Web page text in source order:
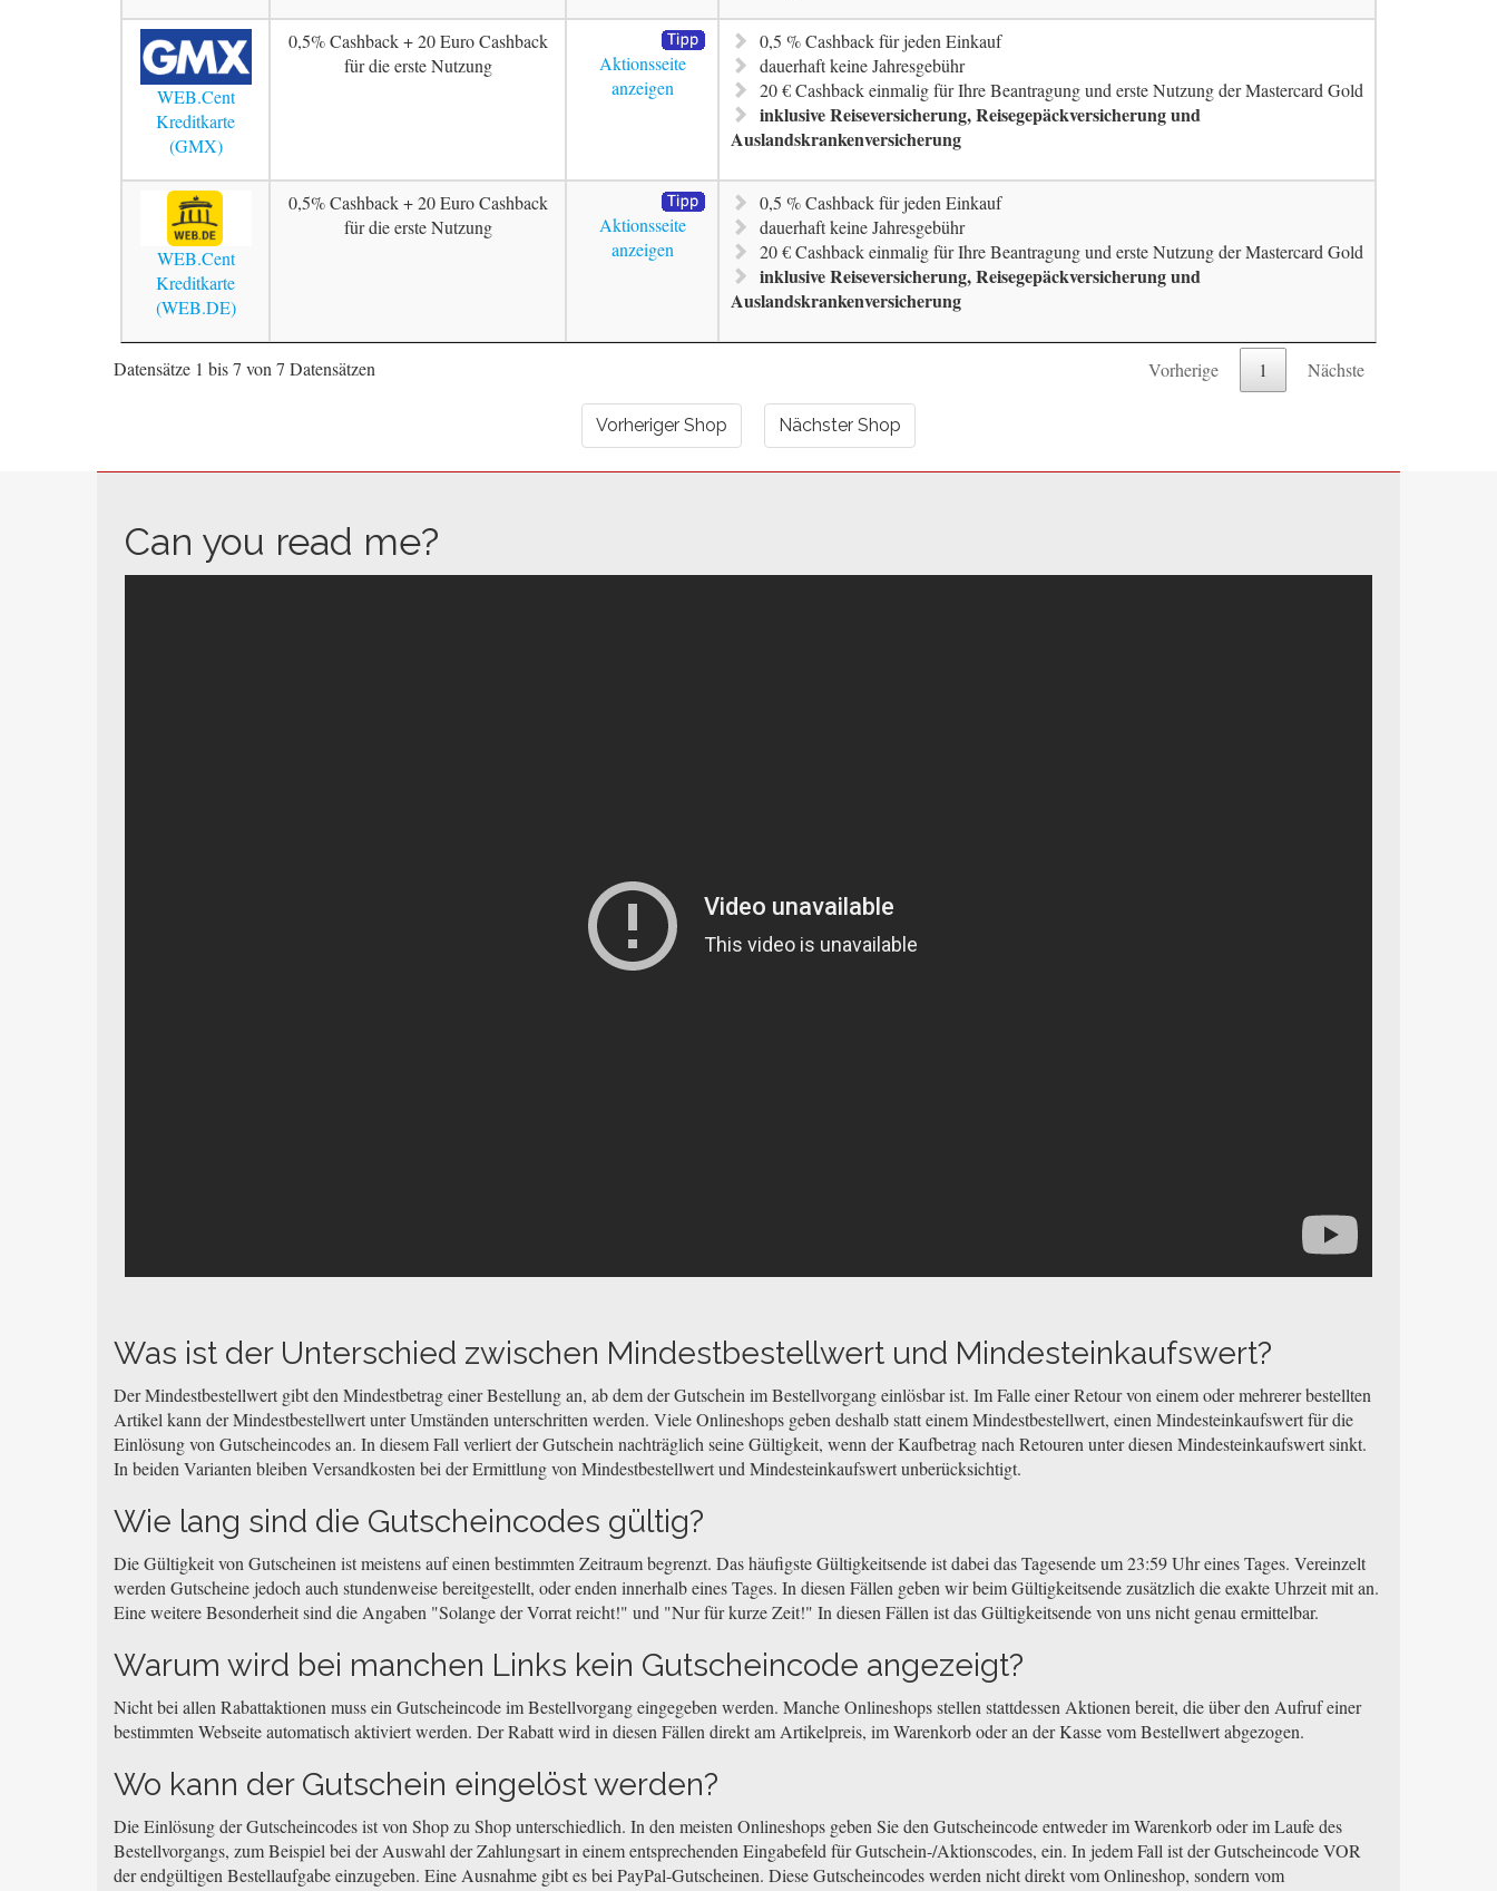
WEB.Cent
Kreditkarte
(GMX)
0,5% Cashback + 20 Euro Cashback
für die erste Nutzung
Aktionsseite
anzeigen
0,5 % Cashback für jeden Einkauf
dauerhaft keine Jahresgebühr
20 € Cashback einmalig für Ihre Beantragung und erste Nutzung der Mastercard Gold
inklusive Reiseversicherung, Reisegepäckversicherung und
Auslandskrankenversicherung
WEB.Cent
Kreditkarte
(WEB.DE)
0,5% Cashback + 20 Euro Cashback
für die erste Nutzung
Aktionsseite
anzeigen
0,5 % Cashback für jeden Einkauf
dauerhaft keine Jahresgebühr
20 € Cashback einmalig für Ihre Beantragung und erste Nutzung der Mastercard Gold
inklusive Reiseversicherung, Reisegepäckversicherung und
Auslandskrankenversicherung
Datensätze 1 bis 7 von 7 Datensätzen Vorherige 1 Nächste
Vorheriger Shop Nächster Shop
Can you read me?
Was ist der Unterschied zwischen Mindestbestellwert und Mindesteinkaufswert?
Der Mindestbestellwert gibt den Mindestbetrag einer Bestellung an, ab dem der Gutschein im Bestellvorgang einlösbar ist. Im Falle einer Retour von einem oder mehrerer bestellten
Artikel kann der Mindestbestellwert unter Umständen unterschritten werden. Viele Onlineshops geben deshalb statt einem Mindestbestellwert, einen Mindesteinkaufswert für die
Einlösung von Gutscheincodes an. In diesem Fall verliert der Gutschein nachträglich seine Gültigkeit, wenn der Kaufbetrag nach Retouren unter diesen Mindesteinkaufswert sinkt.
In beiden Varianten bleiben Versandkosten bei der Ermittlung von Mindestbestellwert und Mindesteinkaufswert unberücksichtigt.
Wie lang sind die Gutscheincodes gültig?
Die Gültigkeit von Gutscheinen ist meistens auf einen bestimmten Zeitraum begrenzt. Das häufigste Gültigkeitsende ist dabei das Tagesende um 23:59 Uhr eines Tages. Vereinzelt
werden Gutscheine jedoch auch stundenweise bereitgestellt, oder enden innerhalb eines Tages. In diesen Fällen geben wir beim Gültigkeitsende zusätzlich die exakte Uhrzeit mit an.
Eine weitere Besonderheit sind die Angaben "Solange der Vorrat reicht!" und "Nur für kurze Zeit!" In diesen Fällen ist das Gültigkeitsende von uns nicht genau ermittelbar.
Warum wird bei manchen Links kein Gutscheincode angezeigt?
Nicht bei allen Rabattaktionen muss ein Gutscheincode im Bestellvorgang eingegeben werden. Manche Onlineshops stellen stattdessen Aktionen bereit, die über den Aufruf einer
bestimmten Webseite automatisch aktiviert werden. Der Rabatt wird in diesen Fällen direkt am Artikelpreis, im Warenkorb oder an der Kasse vom Bestellwert abgezogen.
Wo kann der Gutschein eingelöst werden?
Die Einlösung der Gutscheincodes ist von Shop zu Shop unterschiedlich. In den meisten Onlineshops geben Sie den Gutscheincode entweder im Warenkorb oder im Laufe des
Bestellvorgangs, zum Beispiel bei der Auswahl der Zahlungsart in einem entsprechenden Eingabefeld für Gutschein-/Aktionscodes, ein. In jedem Fall ist der Gutscheincode VOR
der endgültigen Bestellaufgabe einzugeben. Eine Ausnahme gibt es bei PayPal-Gutscheinen. Diese Gutscheincodes werden nicht direkt vom Onlineshop, sondern vom